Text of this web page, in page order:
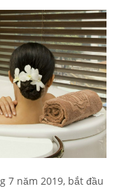
7 năm 2019, bắt đầu